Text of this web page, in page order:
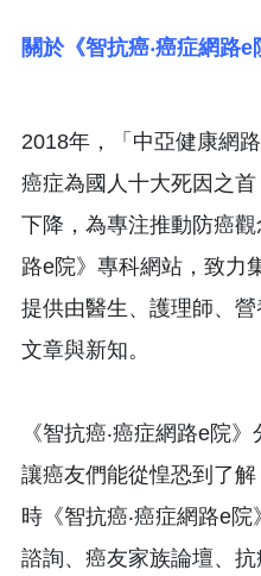
關於《智抗癌‧癌症網路e
2018年，「中亞健康網
癌症為國人十大死因之
下降，為專注推動防癌
路e院》專科網站，致力
提供由醫生、護理師、
文章與新知。
《智抗癌‧癌症網路e院
讓癌友們能從惶恐到了
時《智抗癌‧癌症網路e
諮詢、癌友家族論壇、